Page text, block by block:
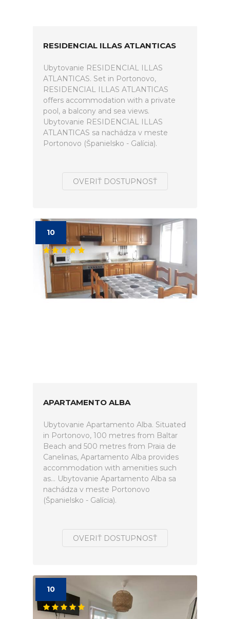
RESIDENCIAL ILLAS ATLANTICAS
Ubytovanie RESIDENCIAL ILLAS
ATLANTICAS. Set in Portonovo,
RESIDENCIAL ILLAS ATLANTICAS
offers accommodation with a private
pool, a balcony and sea views.
Ubytovanie RESIDENCIAL ILLAS
ATLANTICAS sa nachádza v meste
Portonovo (Španielsko - Galícia).
OVERIŤ DOSTUPNOSŤ
10
APARTAMENTO ALBA
Ubytovanie Apartamento Alba. Situated
in Portonovo, 100 metres from Baltar
Beach and 500 metres from Praia de
Canelinas, Apartamento Alba provides
accommodation with amenities such
as... Ubytovanie Apartamento Alba sa
nachádza v meste Portonovo
(Španielsko - Galícia).
OVERIŤ DOSTUPNOSŤ
10